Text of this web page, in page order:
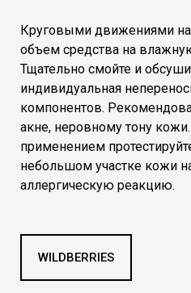
WILDBERRIES
Круговыми движениями
объем средства на
Тщательно смойте и
индивидуальная
компонентов.
акне, неровному тону
применением
небольшом участке кожи
аллергическую реакцию.